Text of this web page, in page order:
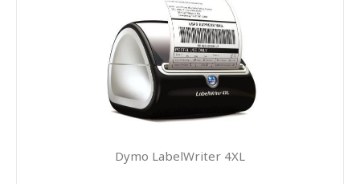
Dymo LabelWriter 4XL